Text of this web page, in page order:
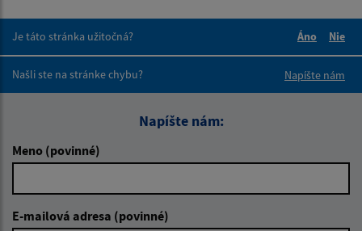
Je táto stránka užitočná?
Áno
Nie
Našli ste na stránke chybu?
Napíšte nám
Napíšte nám:
Meno (povinné)
E-mailová adresa (povinné)